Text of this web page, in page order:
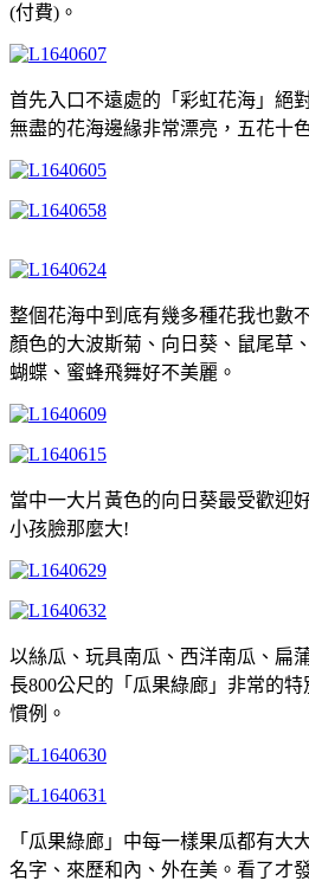
(付費)。
首先入口不遠處的「彩虹花海」絕
無盡的花海邊緣非常漂亮，五花十
整個花海中到底有幾多種花我也數
顏色的大波斯菊、向日葵、鼠尾草
蝴蝶、蜜蜂飛舞好不美麗。
當中一大片黃色的向日葵最受歡迎
小孩臉那麼大!
以絲瓜、玩具南瓜、西洋南瓜、扁
長800公尺的「瓜果綠廊」非常的
慣例。
「瓜果綠廊」中每一樣果瓜都有大
名字、來歷和內、外在美。看了才